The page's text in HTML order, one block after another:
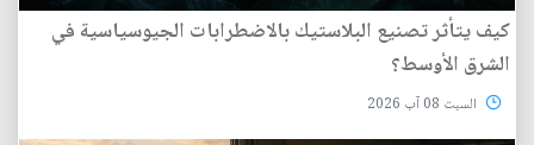
كيف يتأثر تصنيع البلاستيك بالاضطرابات الجيوسياسية في
الشرق الأوسط؟
السبت 08 آب 2026